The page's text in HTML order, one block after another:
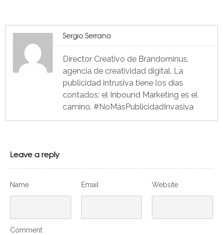
Sergio Serrano
Director Creativo de Brandominus,
agencia de creatividad digital. La
publicidad intrusiva tiene los días
contados: el Inbound Marketing es el
camino. #NoMásPublicidadInvasiva
Leave a reply
Name Email Website
Comment